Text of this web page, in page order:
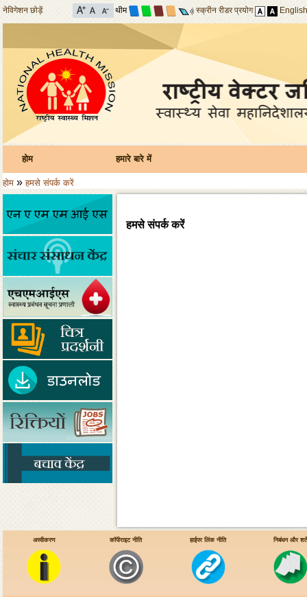
नेविगेशन छोड़ें थीम स्क्रीन रीडर प्रयोग English
होम हमारे बारे में
होम »हमसे संपर्क करें
हमसे संपर्क करें
अस्वीकरण कॉपीराइट नीति हाईपर लिंक नीति निबंधन और शर्तें